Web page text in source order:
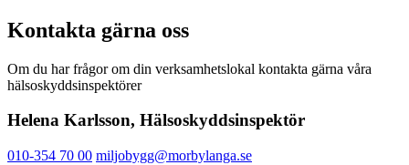
Kontakta gärna oss
Om du har frågor om din verksamhetslokal kontakta gärna våra
hälsoskyddsinspektörer
Helena Karlsson, Hälsoskyddsinspektör
010-354 70 00 miljobygg@morbylanga.se